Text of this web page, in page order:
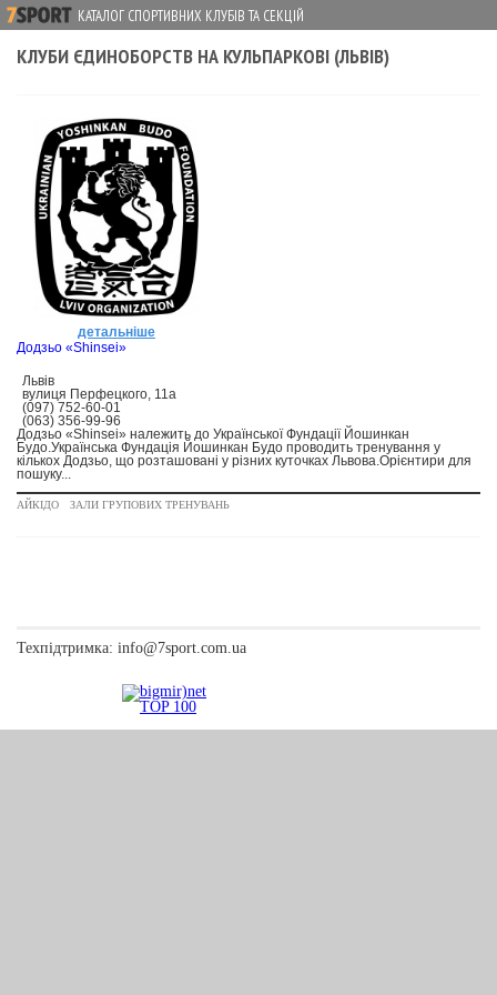
КАТАЛОГ СПОРТИВНИХ КЛУБІВ ТА СЕКЦІЙ
КЛУБИ ЄДИНОБОРСТВ НА КУЛЬПАРКОВІ (ЛЬВІВ)
детальніше
Додзьо «Shinsei»
Львів
вулиця Перфецкого, 11а
(097) 752-60-01
(063) 356-99-96
Додзьо «Shinsei» належить до Української Фундації Йошинкан
Будо.Українська Фундація Йошинкан Будо проводить тренування у
кількох Додзьо, що розташовані у різних куточках Львова.Орієнтири для
пошуку...
АЙКІДО ЗАЛИ ГРУПОВИХ ТРЕНУВАНЬ
Техпідтримка: info@7sport.com.ua